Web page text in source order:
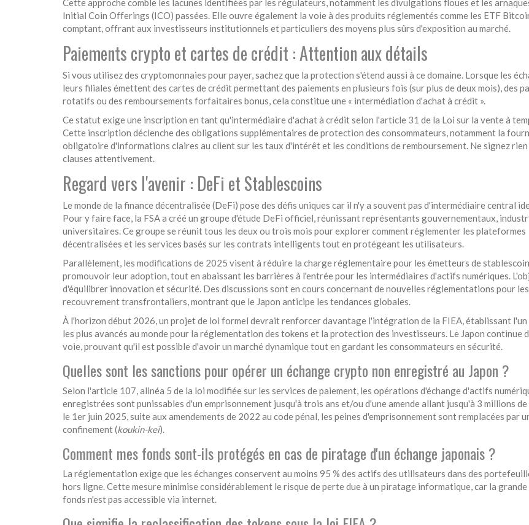
Cette approche comble les lacunes identifiées par les régulateurs, notamment les divulgations floues et les
Initial Coin Offerings (ICO) passées. Elle ouvre également la voie à des produits réglementés comme les ETF
comptant, offrant aux investisseurs institutionnels et particuliers des moyens plus sûrs d'exposition au marché.
Paiements crypto et cartes de crédit : Attention aux détails
Si vous utilisez des cryptomonnaies pour payer, sachez que la protection s'étend aussi à ce domaine. Lorsque les
leurs filiales émettent des cartes de crédit permettant des paiements en plusieurs fois (sur plus de deux mois), des
rotatifs ou des remboursements forfaitaires bonus, cela constitue une « intermédiation d'achat à crédit ».
Ce statut exige une inscription en tant qu'intermédiaire d'achat à crédit selon l'article 31 de la Loi sur la vente à
Cette inscription déclenche des obligations supplémentaires de protection des consommateurs, notamment la
obligatoire d'informations claires au client sur les taux d'intérêt et les conditions de remboursement. Ne signez rien
clauses attentivement.
Regard vers l'avenir : DeFi et Stablescoins
Le monde de la finance décentralisée (DeFi) pose des défis uniques car il n'y a souvent pas d'intermédiaire central
Pour y faire face, la FSA a créé un groupe d'étude DeFi officiel, réunissant représentants gouvernementaux,
universitaires. Ce groupe se réunit tous les deux ou trois mois pour explorer comment réglementer les plateformes
décentralisées et les services basés sur les contrats intelligents tout en protégeant les utilisateurs.
Parallèlement, les modifications de 2025 visent à réduire la charge réglementaire pour les émetteurs de
promouvoir leur adoption, tout en abaissant les barrières à l'entrée pour les intermédiaires d'actifs numériques.
d'équilibrer innovation et sécurité. Des discussions sont en cours concernant de nouvelles réglementations pour
recouvrement transfrontaliers, montrant que le Japon anticipe les tendances globales.
À l'horizon début 2026, un projet de loi formel devrait renforcer davantage l'intégration de la FIEA, établissant l'un
les plus avancés au monde pour la réglementation des tokens et la protection des investisseurs. Le Japon continue
voie, prouvant qu'il est possible d'avoir un marché dynamique tout en gardant les consommateurs en sécurité.
Quelles sont les sanctions pour opérer un échange crypto non enregistré au Japon ?
Selon l'article 107, alinéa 5 de la loi modifiée sur les services de paiement, les opérations d'échange d'actifs
enregistrées sont punissables d'un emprisonnement jusqu'à trois ans et/ou d'une amende allant jusqu'à 3 millions de
le 1er juin 2025, suite aux amendements de 2022 au code pénal, les peines d'emprisonnement sont remplacées par
confinement (koukin-kei).
Comment mes fonds sont-ils protégés en cas de piratage d'un échange japonais ?
La réglementation exige que les échanges conservent au moins 95 % des actifs des utilisateurs dans des
hors ligne. Cette mesure minimise considérablement le risque de perte due à un piratage informatique, car la
fonds n'est pas accessible via internet.